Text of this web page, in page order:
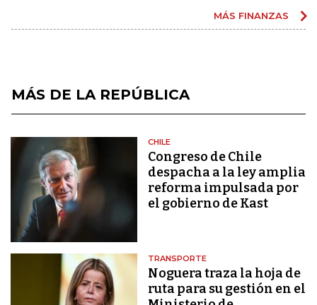
MÁS FINANZAS
MÁS DE LA REPÚBLICA
CHILE
Congreso de Chile
despacha a la ley amplia
reforma impulsada por
el gobierno de Kast
TRANSPORTE
Noguera traza la hoja de
ruta para su gestión en el